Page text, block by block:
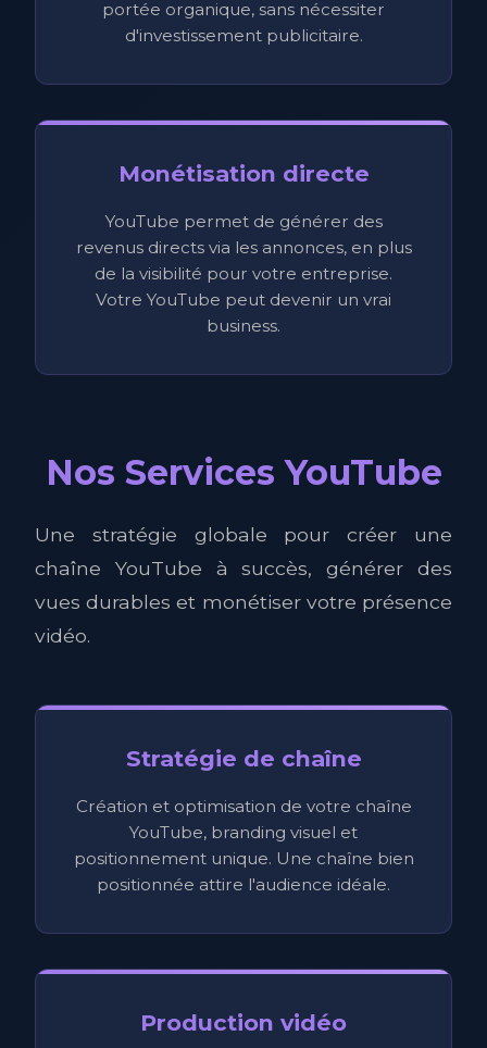
portée organique, sans nécessiter
d'investissement publicitaire.
Monétisation directe
YouTube permet de générer des
revenus directs via les annonces, en plus
de la visibilité pour votre entreprise.
Votre YouTube peut devenir un vrai
business.
Nos Services YouTube
Une stratégie globale pour créer une
chaîne YouTube à succès, générer des
vues durables et monétiser votre présence
vidéo.
Stratégie de chaîne
Création et optimisation de votre chaîne
YouTube, branding visuel et
positionnement unique. Une chaîne bien
positionnée attire l'audience idéale.
Production vidéo